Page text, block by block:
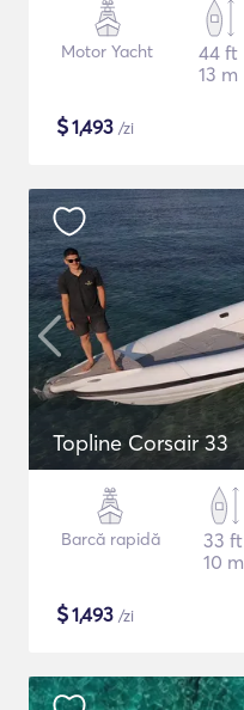
Motor Yacht
44 ft
13 m
$1,493 /zi
Topline Corsair 33
Barcă rapidă
33 ft
10 m
$1,493 /zi